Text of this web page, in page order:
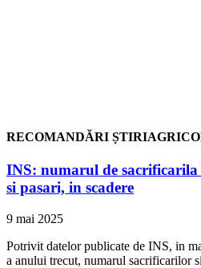
RECOMANDĂRI
INS: numarul de
si pasari, in scadere
9 mai 2025
Potrivit datelor publicate de INS, in
a anului trecut, numarul sacrificarilor